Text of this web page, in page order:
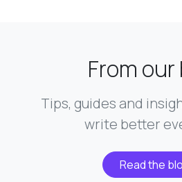
From our
Tips, guides and
write better
Read the